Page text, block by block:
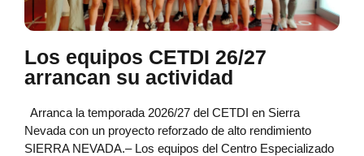
Los equipos CETDI 26/27
arrancan su actividad
Arranca la temporada 2026/27 del CETDI en Sierra
Nevada con un proyecto reforzado de alto rendimiento
SIERRA NEVADA.– Los equipos del Centro Especializado